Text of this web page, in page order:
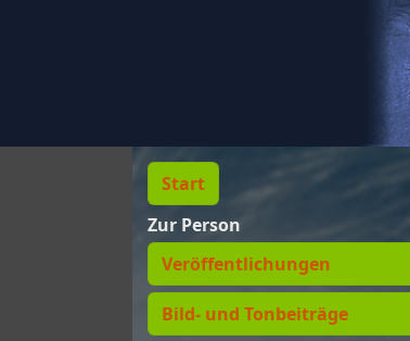
Start
Zur Person
Veröffentlichungen
Bild- und Tonbeiträge